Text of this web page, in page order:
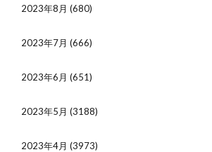
2023年8月 (680)
2023年7月 (666)
2023年6月 (651)
2023年5月 (3188)
2023年4月 (3973)